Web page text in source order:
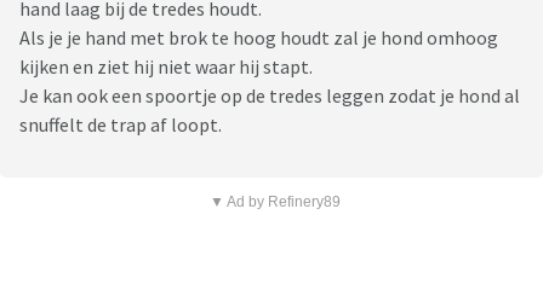
hand laag bij de tredes houdt.
Als je je hand met brok te hoog houdt zal je hond omhoog
kijken en ziet hij niet waar hij stapt.
Je kan ook een spoortje op de tredes leggen zodat je hond al
snuffelt de trap af loopt.
▼ Ad by Refinery89